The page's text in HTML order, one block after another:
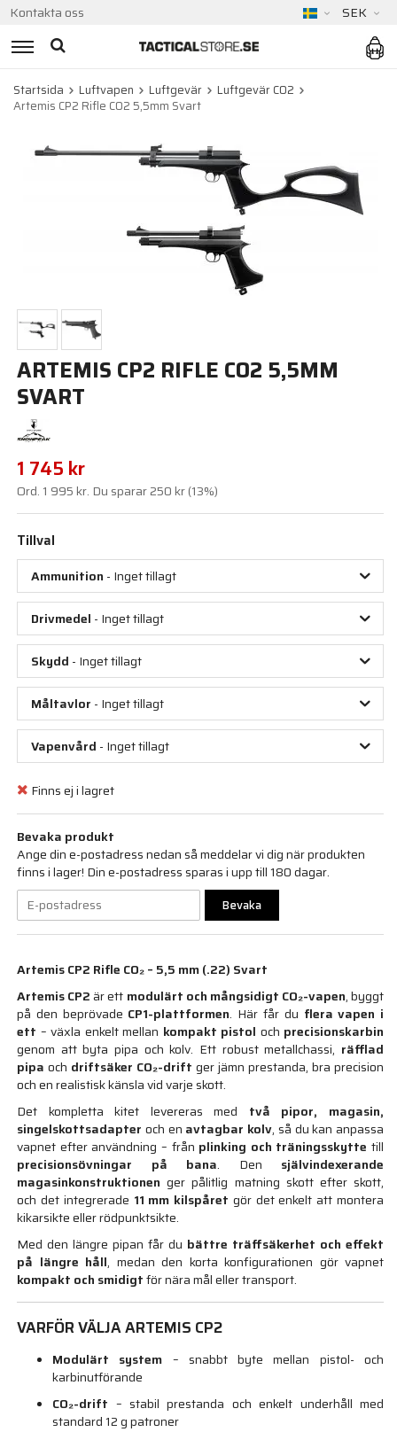
Kontakta oss SEK
Startsida Luftvapen Luftgevär
Luftgevär CO2
Artemis CP2 Rifle CO2 5,5mm Svart
ARTEMIS CP2 RIFLE CO2 5,5MM
SVART
1 745 kr
Ord. 1 995 kr. Du sparar250 kr(13%)
Tillval
Ammunition - Inget tillagt
Drivmedel - Inget tillagt
Skydd - Inget tillagt
Måltavlor - Inget tillagt
Vapenvård - Inget tillagt
Finns ej i lagret
Bevaka produkt
Ange din e-postadress nedan så meddelar vi dig när produkten
finns i lager! Din e-postadress sparas i upp till 180 dagar.
Bevaka
Artemis CP2 Rifle CO₂ – 5,5 mm (.22) Svart
Artemis CP2är ett modulärt och mångsidigt CO₂-vapen, byggt
på den beprövade CP1-plattformen. Här får du flera vapen i
ett – växla enkelt mellan kompakt pistol och precisionskarbin
genom att byta pipa och kolv. Ett robust metallchassi, räfflad
pipa och driftsäker CO₂-drift ger jämn prestanda, bra precision
och en realistisk känsla vid varje skott.
Det kompletta kitet levereras med två pipor, magasin,
singelskottsadapter och en avtagbar kolv, så du kan anpassa
vapnet efter användning – från plinking och träningsskytte till
precisionsövningar på bana. Den självindexerande
magasinkonstruktionen ger pålitlig matning skott efter skott,
och det integrerade 11 mm kilspåret gör det enkelt att montera
kikarsikte eller rödpunktsikte.
Med den längre pipan får du bättre träffsäkerhet och effekt
på längre håll, medan den korta konfigurationen gör vapnet
kompakt och smidigtför nära mål eller transport.
VARFÖR VÄLJA ARTEMIS CP2
Modulärt system – snabbt byte mellan pistol- och
karbinutförande
CO₂-drift – stabil prestanda och enkelt underhåll med
standard 12 g patroner